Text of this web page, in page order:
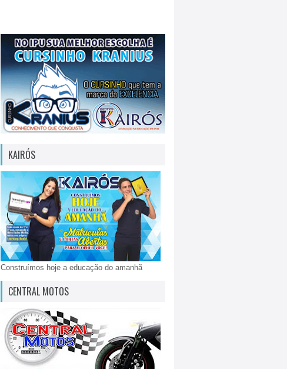
KAIRÓS
Construímos hoje a educação do amanhã
CENTRAL MOTOS